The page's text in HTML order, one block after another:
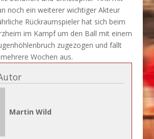
noch ein weiterer wichtiger Akteur
Rückraumspieler hat sich beim
im Kampf um den Ball mit einem
zugezogen und fällt
Wochen aus.
Martin Wild